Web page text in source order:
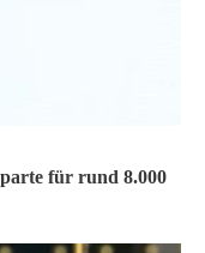
für rund 8.000